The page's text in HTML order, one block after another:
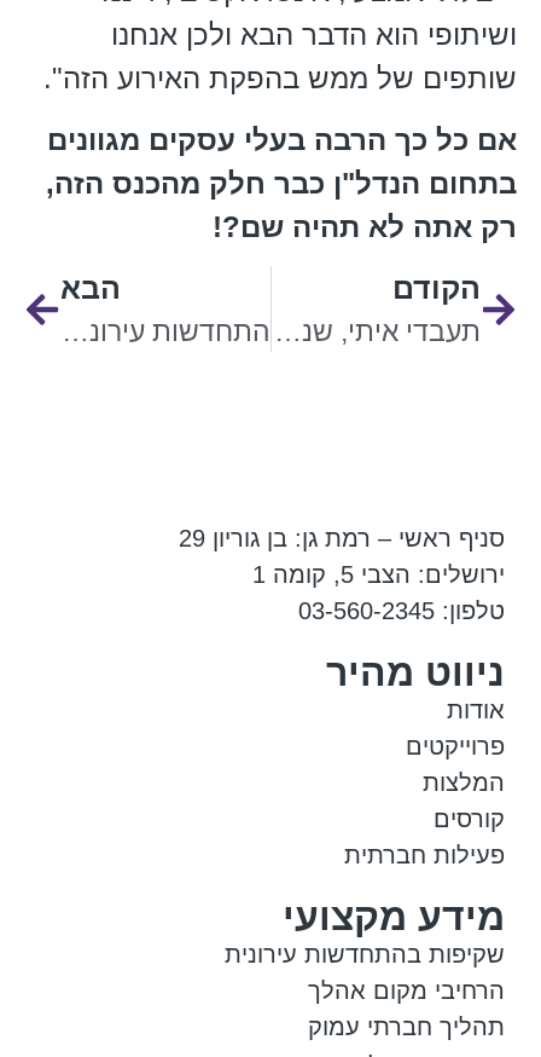
ושיתופי הוא הדבר הבא ולכן אנחנו
שותפים של ממש בהפקת האירוע הזה".
אם כל כך הרבה בעלי עסקים מגוונים
בתחום הנדל"ן כבר חלק מהכנס הזה,
רק אתה לא תהיה שם?!
הקודם
תעבדי איתי, שנינו נרוויח, הציע המשווק
הבא
התחדשות עירונית – תהליך חברתי עמוק
סניף ראשי – רמת גן: בן גוריון 29
ירושלים: הצבי 5, קומה 1
טלפון: 03-560-2345
ניווט מהיר
אודות
פרוייקטים
המלצות
קורסים
פעילות חברתית
מידע מקצועי
שקיפות בהתחדשות עירונית
הרחיבי מקום אהלך
תהליך חברתי עמוק